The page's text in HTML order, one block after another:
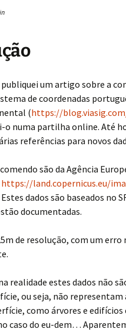
publiquei um artigo sobre a
de coordenadas
(https://
o numa partilha online. Até
referências para novos
são da Agência
https://land.copernicus.eu/
Estes dados são baseados no
documentadas.
de resolução, com um erro
realidade estes dados não
ou seja, não
como árvores e
caso do eu-dem…